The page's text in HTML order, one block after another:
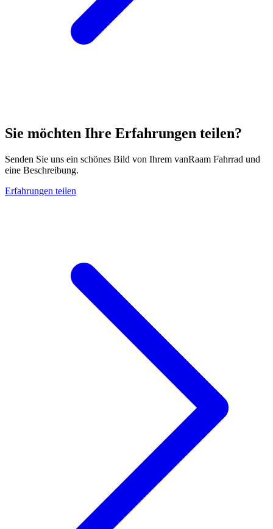
Sie möchten Ihre Erfahrungen teilen?
Senden Sie uns ein schönes Bild von Ihrem vanRaam Fahrrad und
eine Beschreibung.
Erfahrungen teilen